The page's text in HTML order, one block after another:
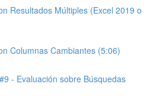
Resultados Múltiples (Excel 2019 o
Columnas Cambiantes (5:06)
- Evaluación sobre Búsquedas